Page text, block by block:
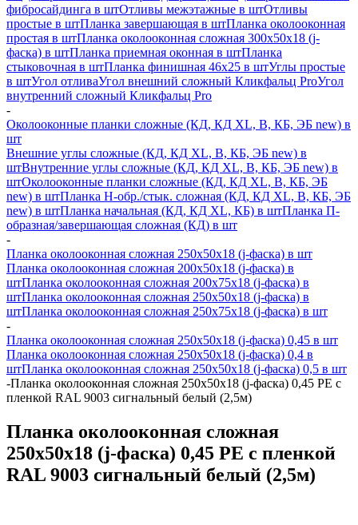
фибросайдинга в штОтливы межэтажные в штОтливы
простые в штПланка завершающая в штПланка околооконная
простая в штПланка околооконная сложная 300х50х18 (j-
фаска) в штПланка приемная оконная в штПланка
стыковочная в штПланка финишная 46х25 в штУглы простые
в штУгол отливаУгол внешний сложный Кликфальц ProУгол
внутренний сложный Кликфальц Pro
-
Околооконные планки сложные (КД, КД XL, В, КБ, ЭБ new) в
шт
Внешние углы сложные (КД, КД XL, В, КБ, ЭБ new) в
штВнутренние углы сложные (КД, КД XL, В, КБ, ЭБ new) в
штОколооконные планки сложные (КД, КД XL, В, КБ, ЭБ
new) в штПланка H-обр./стык. сложная (КД, КД XL, В, КБ, ЭБ
new) в штПланка начальная (КД, КД XL, КБ) в штПланка П-
образная/завершающая сложная (КД) в шт
-
Планка околооконная сложная 250х50х18 (j-фаска) в шт
Планка околооконная сложная 200х50х18 (j-фаска) в
штПланка околооконная сложная 200х75х18 (j-фаска) в
штПланка околооконная сложная 250х50х18 (j-фаска) в
штПланка околооконная сложная 250х75х18 (j-фаска) в шт
-
Планка околооконная сложная 250х50х18 (j-фаска) 0,45 в шт
Планка околооконная сложная 250х50х18 (j-фаска) 0,4 в
штПланка околооконная сложная 250х50х18 (j-фаска) 0,5 в шт
-Планка околооконная сложная 250х50х18 (j-фаска) 0,45 PE с
пленкой RAL 9003 сигнальный белый (2,5м)
Планка околооконная сложная
250х50х18 (j-фаска) 0,45 PE с пленкой
RAL 9003 сигнальный белый (2,5м)